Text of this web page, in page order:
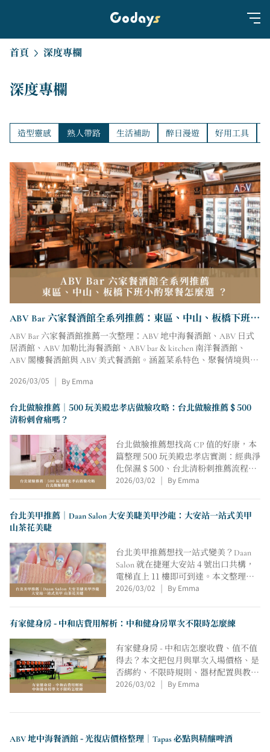
首頁 深度專欄
深度專欄
造型靈感 熟人帶路 生活補助 醉日漫遊 好用工具
ABV Bar 六家餐酒館全系列推薦：東區、中山、板橋下班小
酌聚餐怎麼選 ？
ABV Bar 六家餐酒館推薦一次整理：ABV 地中海餐酒館、ABV 日式
居酒館、ABV 加勒比海餐酒館、ABV bar & kitchen 南洋餐酒館、
ABV 閣樓餐酒館與 ABV 美式餐酒館。涵蓋菜系特色、聚餐情境與店
2026/03/05 By Emma
台北做臉推薦｜500 玩美殿忠孝店做臉攻略：台北做臉推薦 $ 500
清粉刺會痛嗎？
台北做臉推薦想找高 CP 值的好康，本
篇整理 500 玩美殿忠孝店實測：經典淨
化保濕 $ 500、台北清粉刺推薦流程溫
和，敏感肌泛紅也能被好好被安撫；再
方式，一次就看懂。
2026/03/02 By Emma
台北美甲推薦｜Daan Salon 大安美睫美甲沙龍：大安站一站式美甲
山茶花美睫
台北美甲推薦想找一站式變美？Daan
Salon 就在捷運大安站 4 號出口共構，
電梯直上 11 樓即可到達。本文整理交
通動線、山茶花款美睫選款與小姊姊風
2026/03/02 By Emma
有家健身房 - 中和店費用解析：中和健身房單次不限時怎麼練
有家健身房 - 中和店怎麼收費、值不值
得去？本文把包月與單次入場價格、是
否綁約、不限時規則、器材配置與教練
課流程一次整理，也提醒中和健身房新
2026/03/02 By Emma
ABV 地中海餐酒館 - 光復店價格整理｜Tapas 必點與精釀啤酒